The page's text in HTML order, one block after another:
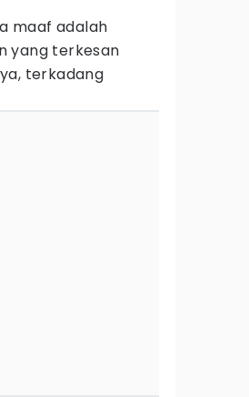
maaf adalah
yang terkesan
terkadang